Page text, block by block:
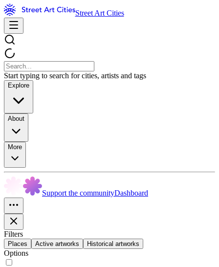
Street Art Cities
Start typing to search for cities, artists and tags
Explore
About
More
Support the communityDashboard
Filters
Places Active artworks Historical artworks
Options